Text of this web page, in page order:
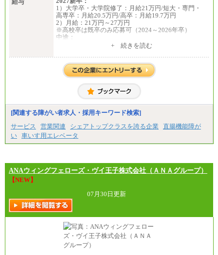
給与
1）大学卒・大学院修了：月給21万円/短大・専門・
高専卒：月給20.5万円/高卒：月給19.7万円
2）月給：21万円～27万円
※高校卒は既卒のみ応募可（2024～2026年卒）
中途：
1）月給：21万円～25万円+ 続きを読む
[関連する障がい者求人・採用キーワード検索]
サービス
営業関連 シェアトップクラスを誇る企業
直腸機能障が
い 車いす用エレベータ
ANAウィングフェローズ・ヴイ王子株式会社（ＡＮＡグループ）
【NEW】
07月30日更新